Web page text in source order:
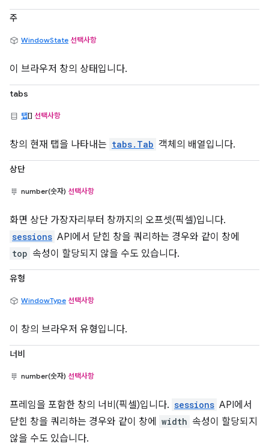
주
WindowState 선택사항
이 브라우저 창의 상태입니다.
tabs
탭[] 선택사항
창의 현재 탭을 나타내는 tabs.Tab 객체의 배열입니다.
상단
number(숫자) 선택사항
화면 상단 가장자리부터 창까지의 오프셋(픽셀)입니다.
sessions API에서 닫힌 창을 쿼리하는 경우와 같이 창에
top 속성이 할당되지 않을 수도 있습니다.
유형
WindowType 선택사항
이 창의 브라우저 유형입니다.
너비
number(숫자) 선택사항
프레임을 포함한 창의 너비(픽셀)입니다. sessions API에서
닫힌 창을 쿼리하는 경우와 같이 창에
width 속성이 할당되지
않을 수도 있습니다.